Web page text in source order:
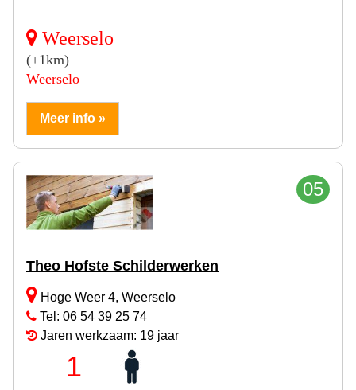
Weerselo
(+1km)
Weerselo
Meer info »
05
Theo Hofste Schilderwerken
Hoge Weer 4, Weerselo
Tel: 06 54 39 25 74
Jaren werkzaam: 19 jaar
1